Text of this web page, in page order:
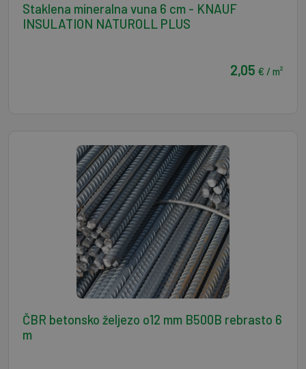
Staklena mineralna vuna 6 cm - KNAUF
INSULATION NATUROLL PLUS
2,05 € / m²
ČBR betonsko željezo o12 mm B500B rebrasto 6
m